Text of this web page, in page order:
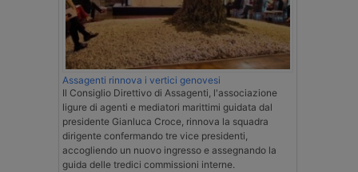
Assagenti rinnova i vertici genovesi
Il Consiglio Direttivo di Assagenti, l'associazione
ligure di agenti e mediatori marittimi guidata dal
presidente Gianluca Croce, rinnova la squadra
dirigente confermando tre vice presidenti,
accogliendo un nuovo ingresso e assegnando la
guida delle tredici commissioni interne.